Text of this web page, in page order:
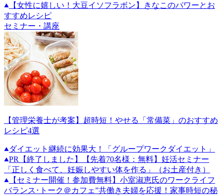
【女性に嬉しい！大豆イソフラボン】きなこのパワーとお
すすめレシピ
セミナー・講座
【管理栄養士が考案】超時短！やせる「常備菜」のおすすめ
レシピ4選
ダイエット継続に効果大！「グループワークダイエット」
PR
【終了しました】【先着70名様：無料】妊活セミナー
「正しく食べて、妊娠しやすい体を作る」（お土産付き）
【セミナー開催！参加費無料】小室淑恵氏のワークライフ
バランス･トーク＠カフェ”共働き夫婦を応援！家事時短の秘